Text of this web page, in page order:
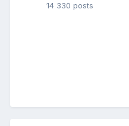
14 330 posts